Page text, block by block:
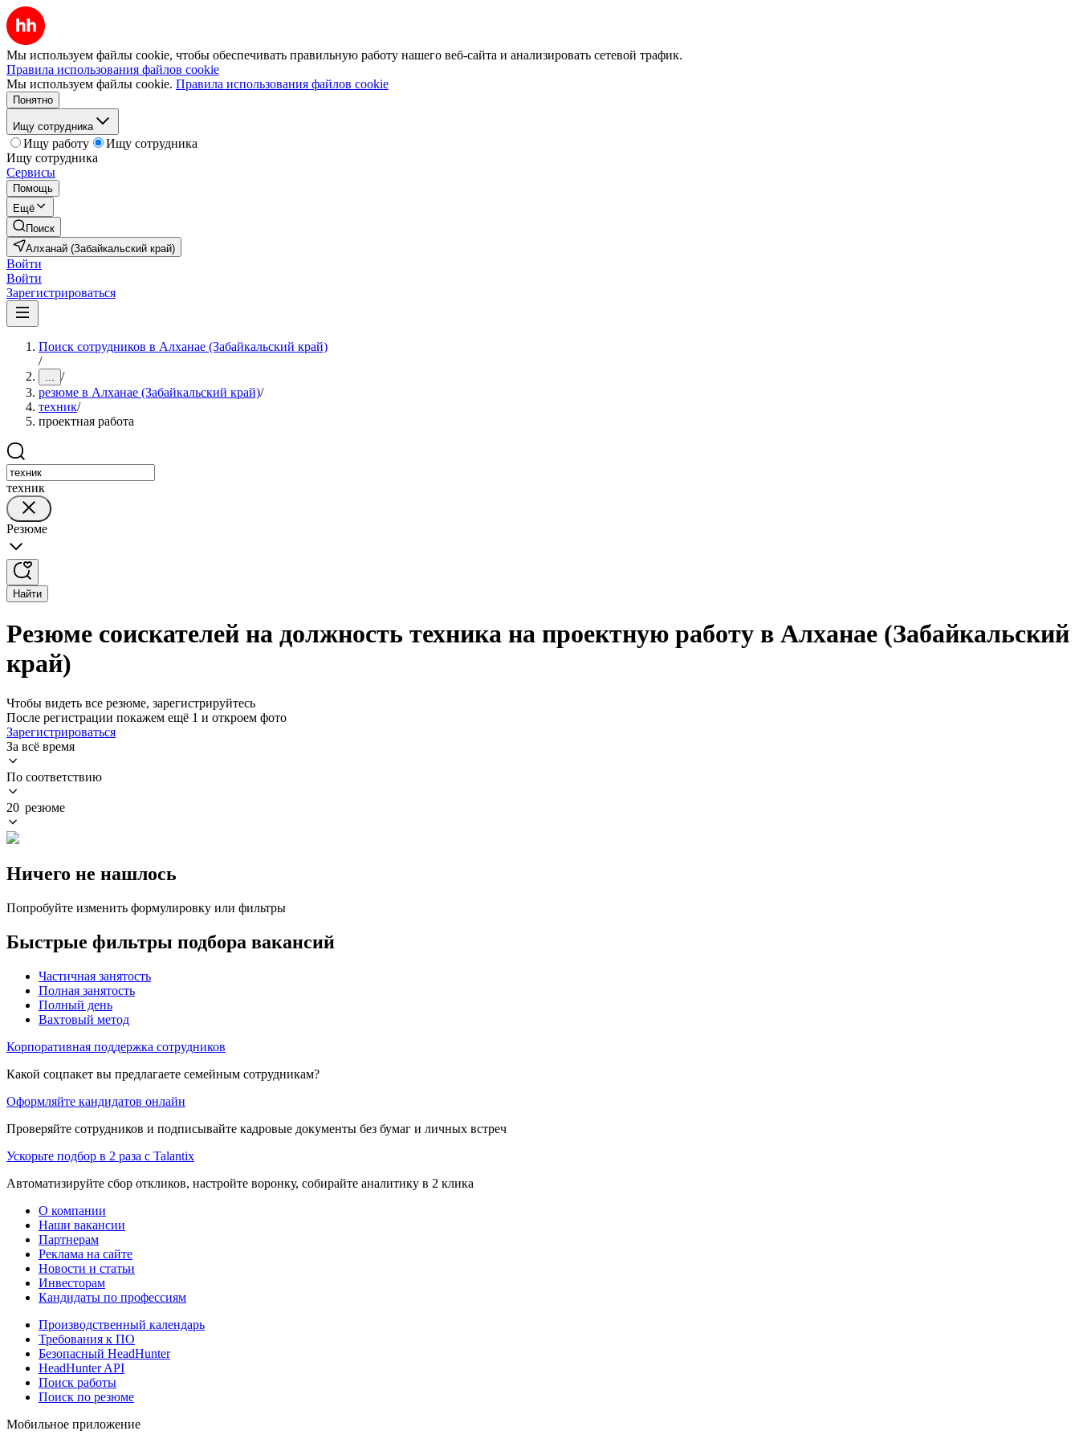
Мы используем файлы cookie, чтобы обеспечивать правильную работу нашего веб-сайта и анализировать сетевой трафик.
Правила использования файлов cookie
Мы используем файлы cookie. Правила использования файлов cookie
Понятно
Ищу сотрудника
Ищу работу
Ищу сотрудника
Ищу сотрудника
Сервисы
Помощь
Ещё
Поиск
Алханай (Забайкальский край)
Войти
Войти
Зарегистрироваться
Поиск сотрудников в Алханае (Забайкальский край)
/
... /
резюме в Алханае (Забайкальский край)/
техник/
проектная работа
техник
Резюме
Найти
Резюме соискателей на должность техника на проектную работу в Алханае (Забайкальский
край)
Чтобы видеть все резюме, зарегистрируйтесь
После регистрации покажем ещё 1 и откроем фото
Зарегистрироваться
За всё время
По соответствию
20 резюме
Ничего не нашлось
Попробуйте изменить формулировку или фильтры
Быстрые фильтры подбора вакансий
Частичная занятость
Полная занятость
Полный день
Вахтовый метод
Корпоративная поддержка сотрудников
Какой соцпакет вы предлагаете семейным сотрудникам?
Оформляйте кандидатов онлайн
Проверяйте сотрудников и подписывайте кадровые документы без бумаг и личных встреч
Ускорьте подбор в 2 раза с Talantix
Автоматизируйте сбор откликов, настройте воронку, собирайте аналитику в 2 клика
О компании
Наши вакансии
Партнерам
Реклама на сайте
Новости и статьи
Инвесторам
Кандидаты по профессиям
Производственный календарь
Требования к ПО
Безопасный HeadHunter
HeadHunter API
Поиск работы
Поиск по резюме
Мобильное приложение